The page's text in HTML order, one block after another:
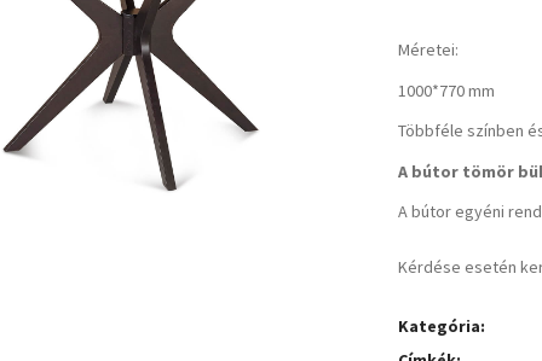
Méretei:
1000*770 mm
Többféle színben
A bútor tömör
A bútor egyéni
Kérdése esetén
Kategória: